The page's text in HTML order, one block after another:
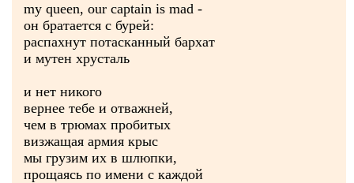
my queen, our captain is mad -
он братается с бурей:
распахнут потасканный бархат
и мутен хрусталь
и нет никого
вернее тебе и отважней,
чем в трюмах пробитых
визжащая армия крыс
мы грузим их в шлюпки,
прощаясь по имени с каждой